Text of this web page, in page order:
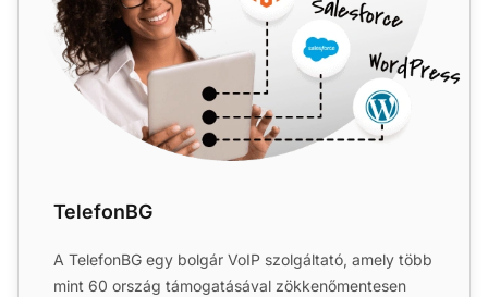
TelefonBG
A TelefonBG egy bolgár VoIP szolgáltató, amely több
mint 60 ország támogatásával zökkenőmentesen